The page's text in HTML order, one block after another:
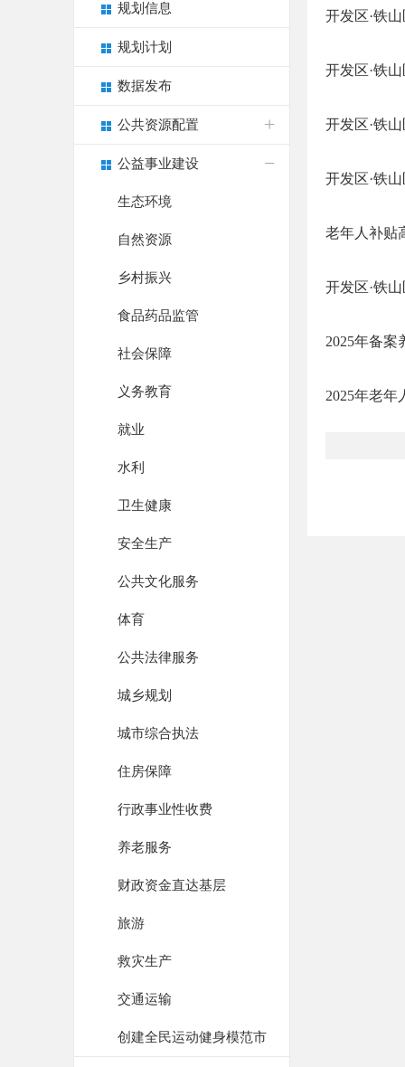
规划信息
规划计划
数据发布
公共资源配置
公益事业建设
生态环境
自然资源
乡村振兴
食品药品监管
社会保障
义务教育
就业
水利
卫生健康
安全生产
公共文化服务
体育
公共法律服务
城乡规划
城市综合执法
住房保障
行政事业性收费
养老服务
财政资金直达基层
旅游
救灾生产
交通运输
创建全民运动健身模范市
开发区·铁
开发区·铁
开发区·铁
开发区·铁
老年人补贴
开发区·铁
2025年备案
2025年老年